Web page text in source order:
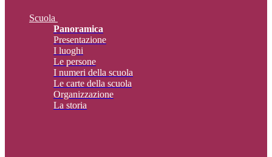
Scuola
Panoramica
Presentazione
I luoghi
Le persone
I numeri della scuola
Le carte della scuola
Organizzazione
La storia